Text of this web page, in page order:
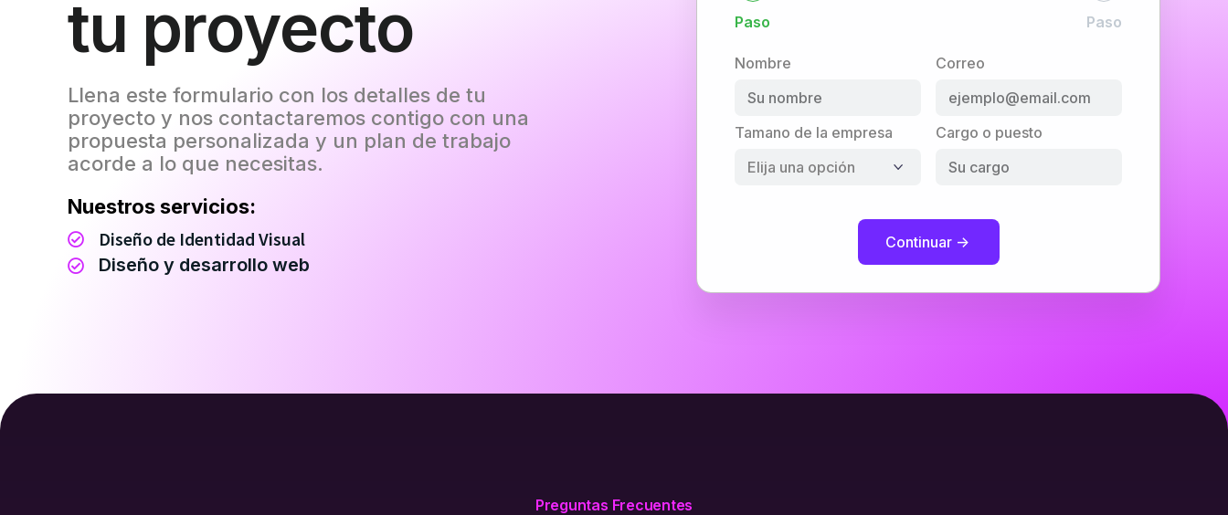
tu proyecto
Llena este formulario con los detalles de tu
proyecto y nos contactaremos contigo con una
propuesta personalizada y un plan de trabajo
acorde a lo que necesitas.
Nuestros servicios:
Diseño de Identidad Visual
Diseño y desarrollo web
Paso
Paso
Nombre Correo
Tamano de la empresa Cargo o puesto
Continuar ->
Preguntas Frecuentes